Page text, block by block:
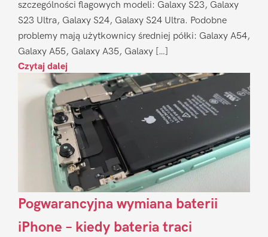
szczególności flagowych modeli: Galaxy S23, Galaxy
S23 Ultra, Galaxy S24, Galaxy S24 Ultra. Podobne
problemy mają użytkownicy średniej półki: Galaxy A54,
Galaxy A55, Galaxy A35, Galaxy […]
Czytaj dalej
Pogwarancyjna wymiana baterii
iPhone – kiedy bateria traci